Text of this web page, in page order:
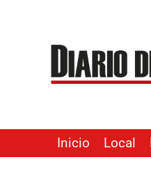
contenido
Inicio Local